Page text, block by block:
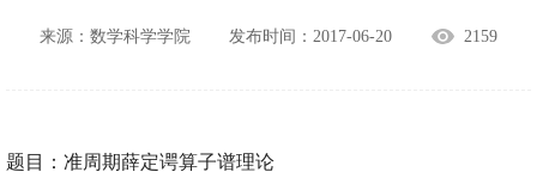
来源：数学科学学院 发布时间：2017-06-20 2159
题目： 准周期薛定谔算子谱理论